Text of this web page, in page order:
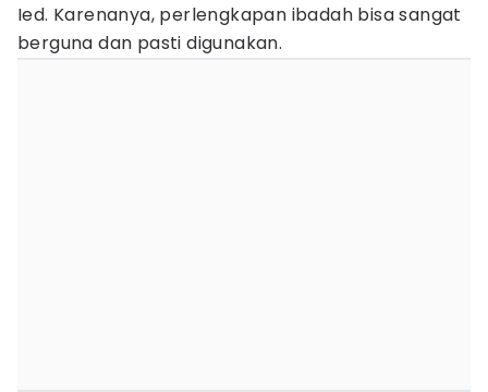
Ied. Karenanya, perlengkapan ibadah bisa sangat
berguna dan pasti digunakan.